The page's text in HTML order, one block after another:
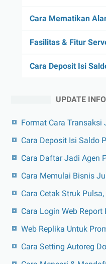
Cara Mematikan
Fasilitas & Fitur
Cara Deposit Isi
UPDATE
Format Cara Transaksi
Cara Deposit Isi Saldo
Cara Daftar Jadi Agen
Cara Memulai Bisnis
Cara Cetak Struk Pulsa,
Cara Login Web Report
Web Replika Untuk
Cara Setting Autoreg